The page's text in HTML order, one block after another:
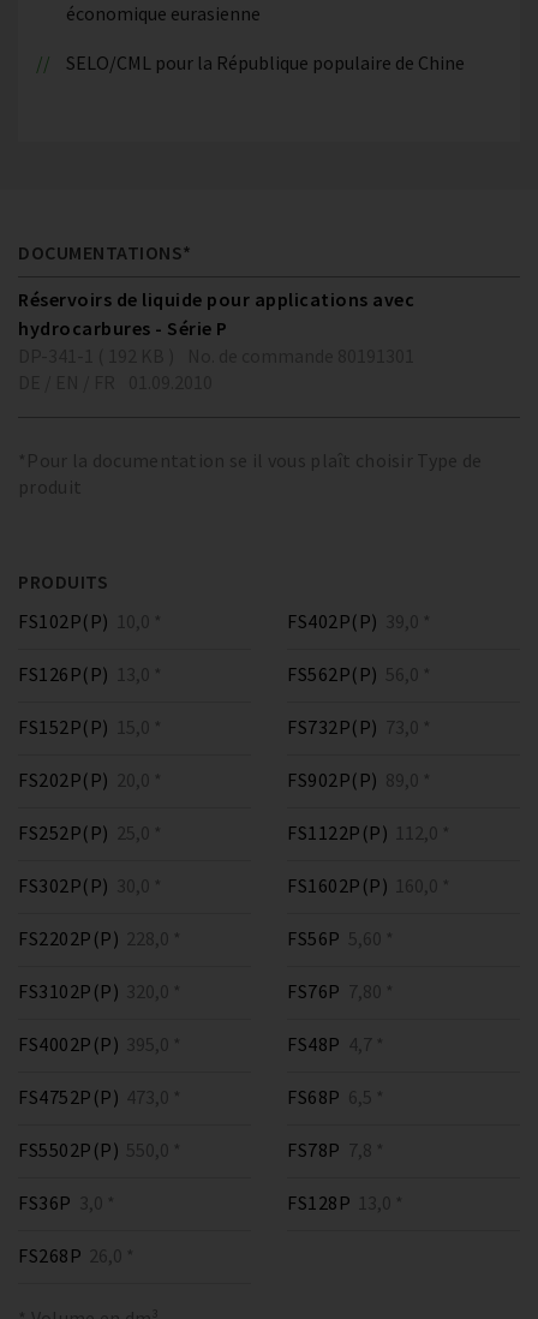
économique eurasienne
SELO/CML pour la République populaire de Chine
DOCUMENTATIONS*
Réservoirs de liquide pour applications avec
hydrocarbures - Série P
*Pour la documentation se il vous plaît choisir Type de
produit
PRODUITS
FS102P(P) 10,0 *
FS126P(P) 13,0 *
FS152P(P) 15,0 *
FS202P(P) 20,0 *
FS252P(P) 25,0 *
FS302P(P) 30,0 *
FS402P(P) 39,0 *
FS562P(P) 56,0 *
FS732P(P) 73,0 *
FS902P(P) 89,0 *
FS1122P(P) 112,0 *
FS1602P(P) 160,0 *
FS2202P(P) 228,0 *
FS3102P(P) 320,0 *
FS4002P(P) 395,0 *
FS4752P(P) 473,0 *
FS5502P(P) 550,0 *
FS36P 3,0 *
FS56P 5,60 *
FS76P 7,80 *
FS48P 4,7 *
FS68P 6,5 *
FS78P 7,8 *
FS128P 13,0 *
FS268P 26,0 *